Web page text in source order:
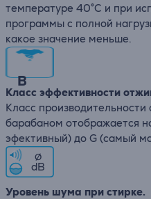
температуре 40°C и при
программы с полной
какое значение меньше.
B
Класс эффективности
Класс
барабаном отображается
эфективный) до G (самый
∅
dB
Уровень шума при стирке.